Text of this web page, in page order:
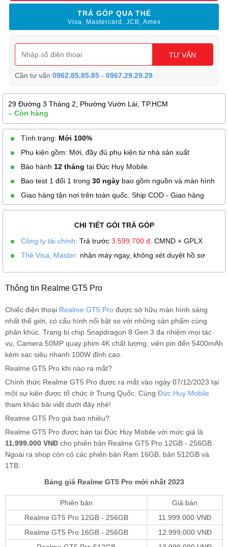
TRẢ GÓP QUA THẺ
Visa, Mastercard, JCB, Amex
TƯ VẤN
Cần tư vấn0962.85.85.85 -0967.29.29.29
29 Đường 3 Tháng 2, Phường Vườn Lài, TP.HCM
– Còn hàng
Tình trạng: Mới 100%
Phụ kiện gồm: Mới, đầy đủ phụ kiện từ nhà sản xuất
Bảo hành 12 tháng tại Đức Huy Mobile.
Bao test 1 đổi 1 trong 30 ngày bao gồm nguồn và màn hình
Giao hàng tận nơi trên toàn quốc. Ship COD - Giao hàng
CHI TIẾT GÓI TRẢ GÓP
Công ty tài chính: Trả trước 3.599.700 đ . CMND + GPLX
Thẻ Visa, Master: nhận máy ngay, không xét duyệt hồ sơ
Thông tin Realme GT5 Pro
Chiếc điện thoại Realme GT5 Pro được sở hữu màn hình sáng
nhất thế giới, có cấu hình nổi bật so với những sản phẩm cùng
phân khúc. Trang bị chip Snapdragon 8 Gen 3 đa nhiệm mọi tác
vụ, Camera 50MP quay phim 4K chất lượng, viên pin đến 5400mAh
kèm sạc siêu nhanh 100W đỉnh cao.
Realme GT5 Pro khi nào ra mắt?
Chính thức Realme GT5 Pro được ra mắt vào ngày 07/12/2023 tại
một sự kiện được tổ chức ở Trung Quốc. Cùng Đức Huy Mobile
tham khảo bài viết dưới đây nhé!
Realme GT5 Pro giá bao nhiêu?
Realme GT5 Pro được bán tại Đức Huy Mobile với mức giá là
11.999.000 VNĐ cho phiên bản Realme GT5 Pro 12GB - 256GB.
Ngoài ra shop còn có các phiên bản Ram 16GB, bản 512GB và
1TB:
Bảng giá Realme GT5 Pro mới nhất 2023
Phiên bản
Giá bán
Realme GT5 Pro 12GB - 256GB
11.999.000 VNĐ
Realme GT5 Pro 16GB - 256GB
12.999.000 VNĐ